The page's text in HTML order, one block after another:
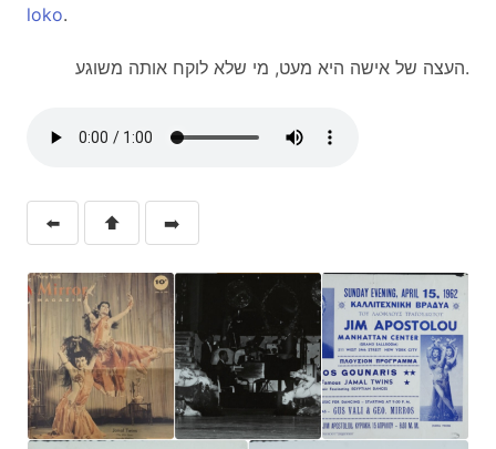
loko.
העצה של אישה היא מעט, מי שלא לוקח אותה משוגע.
⬅️ ⬆️ ➡️